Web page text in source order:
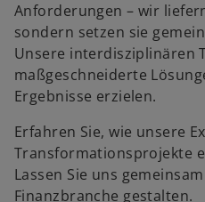
Anforderungen – wir
sondern setzen sie
Unsere interdisziplinären
maßgeschneiderte
Ergebnisse erzielen.
Erfahren Sie, wie unsere
Transformationsprojekte
Lassen Sie uns
Finanzbranche gestalten.